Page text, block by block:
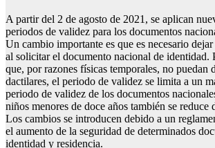
A partir del 2 de agosto de 2021, se aplican
periodos de validez para los documentos
Un cambio importante es que es necesario
al solicitar el documento nacional de identidad.
que, por razones físicas temporales, no puedan
dactilares, el periodo de validez se limita a un
periodo de validez de los documentos
niños menores de doce años también se reduce
Los cambios se introducen debido a un
el aumento de la seguridad de determinados
identidad y residencia.